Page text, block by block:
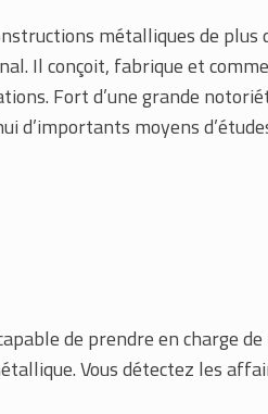
métalliques de
Il conçoit, fabrique et
Fort d’une grande
d’importants moyens
de prendre en charge
Vous détectez les